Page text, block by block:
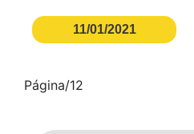
11/01/2021
Página/12